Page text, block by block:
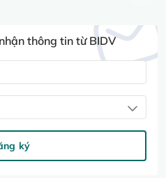
thông tin từ BIDV
ký